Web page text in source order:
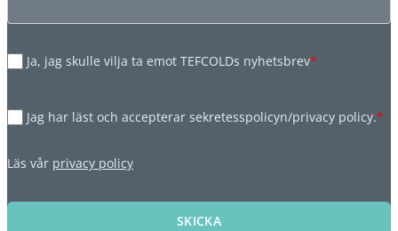
Ja, jag skulle vilja ta emot TEFCOLDs nyhetsbrev*
Jag har läst och accepterar sekretesspolicyn/privacy policy.*
Läs vår privacy policy
SKICKA